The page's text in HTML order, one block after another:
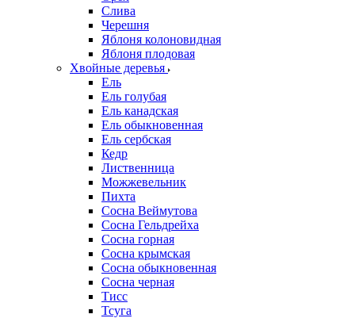
Слива
Черешня
Яблоня колоновидная
Яблоня плодовая
Хвойные деревья
Ель
Ель голубая
Ель канадская
Ель обыкновенная
Ель сербская
Кедр
Лиственница
Можжевельник
Пихта
Сосна Веймутова
Сосна Гельдрейха
Сосна горная
Сосна крымская
Сосна обыкновенная
Сосна черная
Тисс
Тсуга